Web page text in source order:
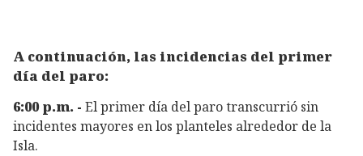
A continuación, las incidencias del primer
día del paro:
6:00 p.m. - El primer día del paro transcurrió sin
incidentes mayores en los planteles alrededor de la
Isla.